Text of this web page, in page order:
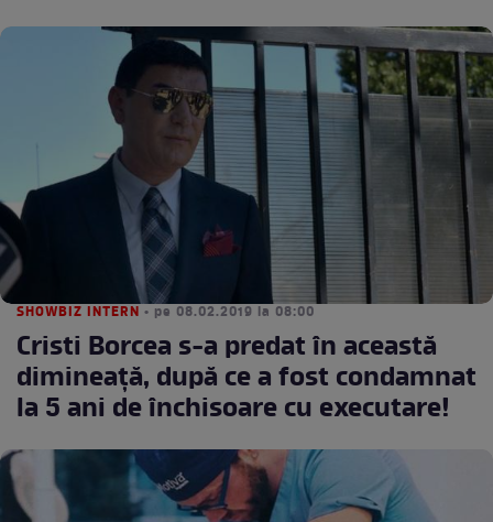
SHOWBIZ INTERN • pe 08.02.2019 la 08:00
Cristi Borcea s-a predat în această
dimineaţă, după ce a fost condamnat
la 5 ani de închisoare cu executare!